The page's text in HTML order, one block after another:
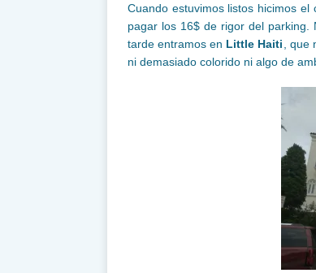
Cuando estuvimos listos hicimos
pagar los 16$ de rigor del parking.
tarde entramos en Little Haiti ,
ni demasiado colorido ni algo de